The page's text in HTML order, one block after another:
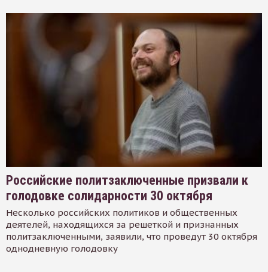
Российские политзаключенные призвали к
голодовке солидарности 30 октября
Несколько российских политиков и общественных
деятелей, находящихся за решеткой и признанных
политзаключенными, заявили, что проведут 30 октября
однодневную голодовку